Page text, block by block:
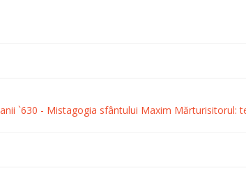
`630 - Mistagogia sfântului Maxim Mărturisitorul: